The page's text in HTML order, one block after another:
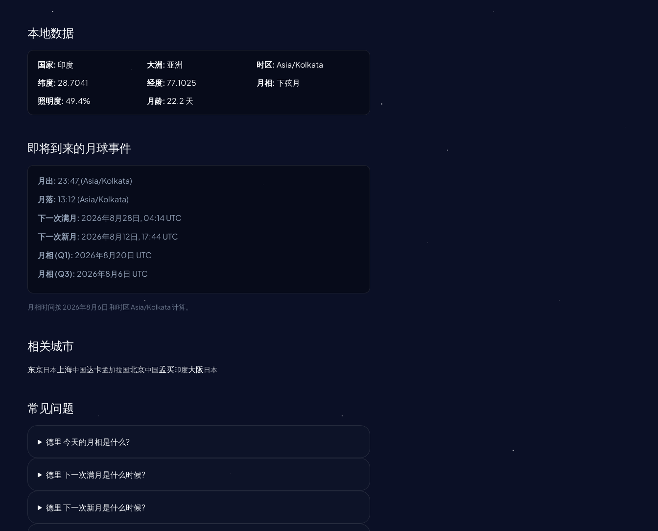
本地数据
国家: 印度 大洲: 亚洲 时区: Asia/Kolkata
纬度: 28.7041 经度: 77.1025 月相: 下弦月
照明度: 49.4% 月龄: 22.2 天
即将到来的月球事件
月出: 23:47(Asia/Kolkata)
月落: 13:12(Asia/Kolkata)
下一次满月 : 2026年8月28日, 04:14 UTC
下一次新月 : 2026年8月12日, 17:44 UTC
月相 (Q1): 2026年8月20日 UTC
月相 (Q3): 2026年8月6日 UTC
月相时间按 2026年8月6日 和时区 Asia/Kolkata 计算。
相关城市
东京日本 上海中国达卡孟加拉国北京中国孟买印度大阪 日本
常见问题
德里 今天的月相是什么?
德里 下一次满月是什么时候?
德里 下一次新月是什么时候?